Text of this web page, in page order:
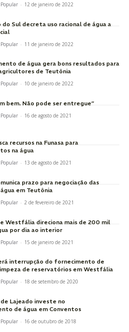
Popular - 12 de janeiro de 2022
do Sul decreta uso racional de água a
Popular - 11 de janeiro de 2022
de água gera bons resultados para
de Teutônia
Popular - 10 de janeiro de 2022
bem. Não pode ser entregue”
Popular - 16 de agosto de 2021
recursos na Funasa para
na água
Popular - 13 de agosto de 2021
prazo para negociação das
em Teutônia
Popular - 2 de fevereiro de 2021
Westfália direciona mais de 200 mil
por dia ao interior
Popular - 15 de janeiro de 2021
interrupção do fornecimento de
de reservatórios em Westfália
Popular - 18 de setembro de 2020
Lajeado investe no
de água em Conventos
Popular - 16 de outubro de 2018